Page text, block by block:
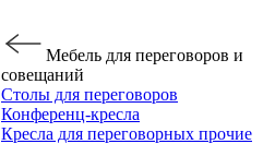
Мебель для переговоров и
совещаний
Столы для переговоров
Конференц-кресла
Кресла для переговорных прочие